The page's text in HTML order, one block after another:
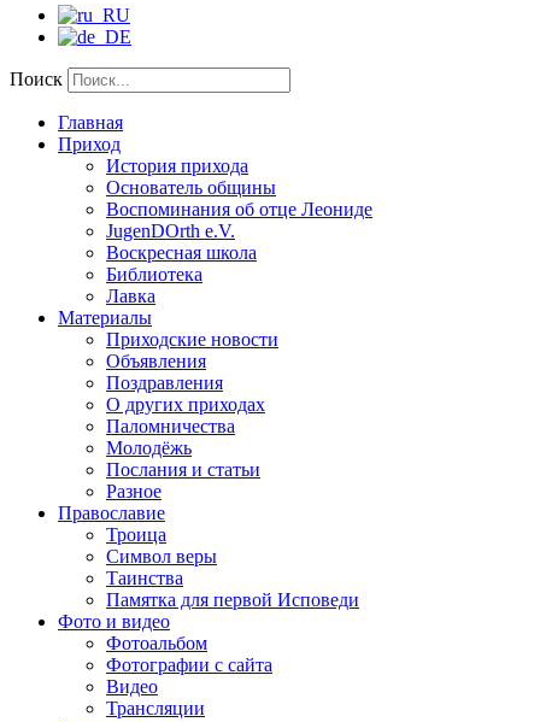
Поиск
Главная
Приход
История прихода
Основатель общины
Воспоминания об отце Леониде
JugenDOrth e.V.
Воскресная школа
Библиотека
Лавка
Материалы
Приходские новости
Объявления
Поздравления
О других приходах
Паломничества
Молодёжь
Послания и статьи
Разное
Православие
Троица
Символ веры
Таинства
Памятка для первой Исповеди
Фото и видео
Фотоальбом
Фотографии с сайта
Видео
Трансляции